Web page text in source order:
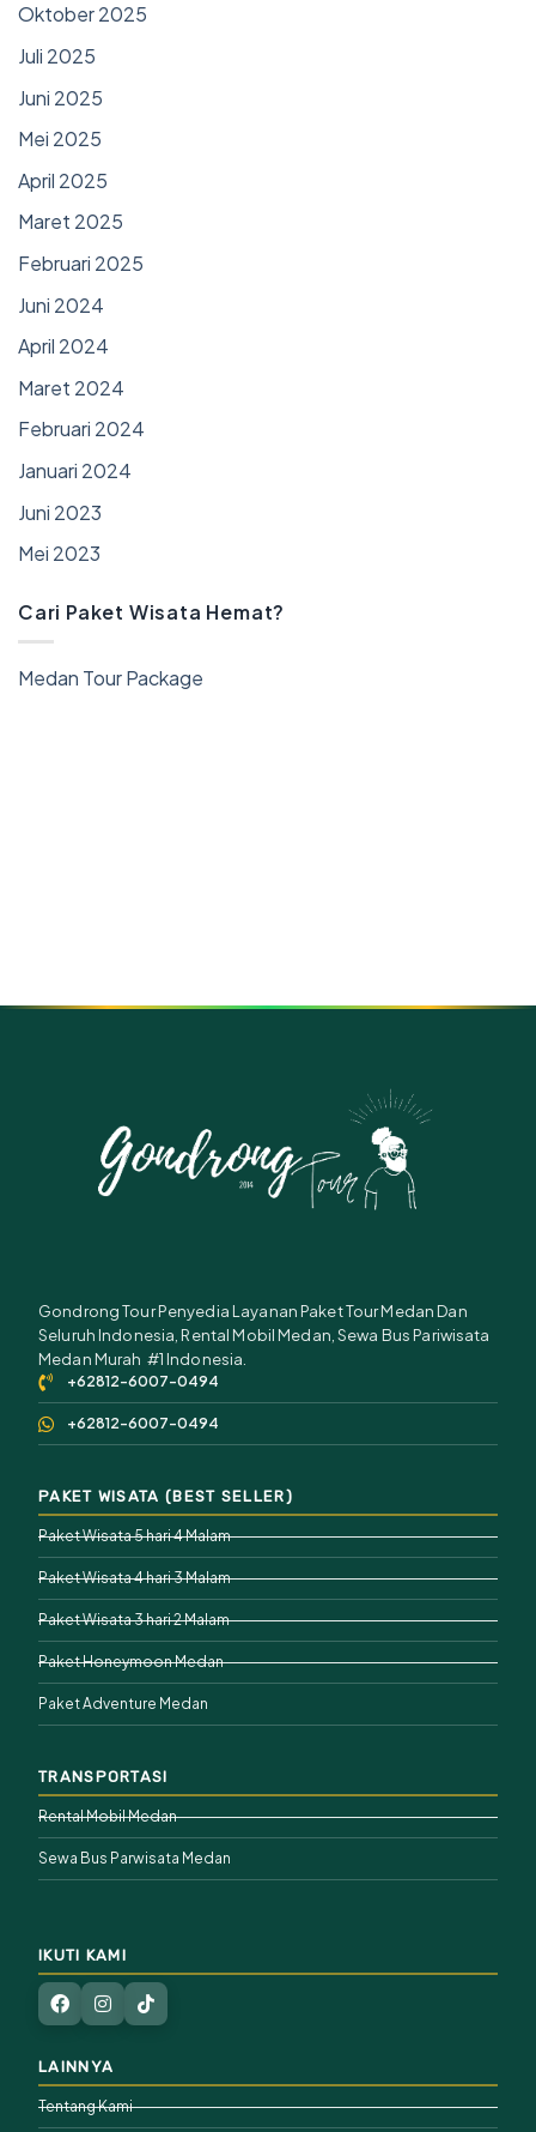
Oktober 2025
Juli 2025
Juni 2025
Mei 2025
April 2025
Maret 2025
Februari 2025
Juni 2024
April 2024
Maret 2024
Februari 2024
Januari 2024
Juni 2023
Mei 2023
Cari Paket Wisata Hemat?
Medan Tour Package
Gondrong Tour Penyedia Layanan Paket Tour Medan Dan
Seluruh Indonesia, Rental Mobil Medan, Sewa Bus Pariwisata
Medan Murah #1 Indonesia.
+62812-6007-0494
+62812-6007-0494
PAKET WISATA (BEST SELLER)
Paket Wisata 5 hari 4 Malam
Paket Wisata 4 hari 3 Malam
Paket Wisata 3 hari 2 Malam
Paket Honeymoon Medan
Paket Adventure Medan
TRANSPORTASI
Rental Mobil Medan
Sewa Bus Parwisata Medan
IKUTI KAMI
LAINNYA
Tentang Kami